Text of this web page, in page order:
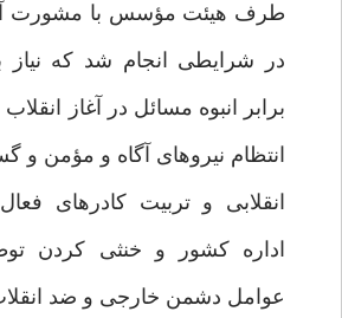
طرف هیئت مؤسس با مشورت
در شرایطی انجام شد که
برابر انبوه مسائل در آغاز
انتظام نیروهای آگاه و مؤمن
انقلابی و تربیت کادرهای
اداره کشور و خنثی کردن
عوامل دشمن خارجی و ضد